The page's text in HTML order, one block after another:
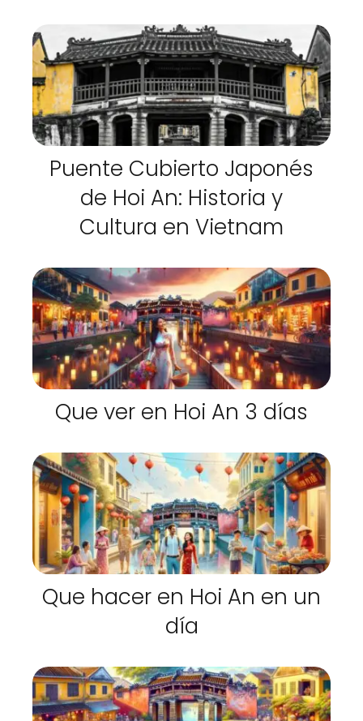
Puente Cubierto Japonés
de Hoi An: Historia y
Cultura en Vietnam
Que ver en Hoi An 3 días
Que hacer en Hoi An en un
día